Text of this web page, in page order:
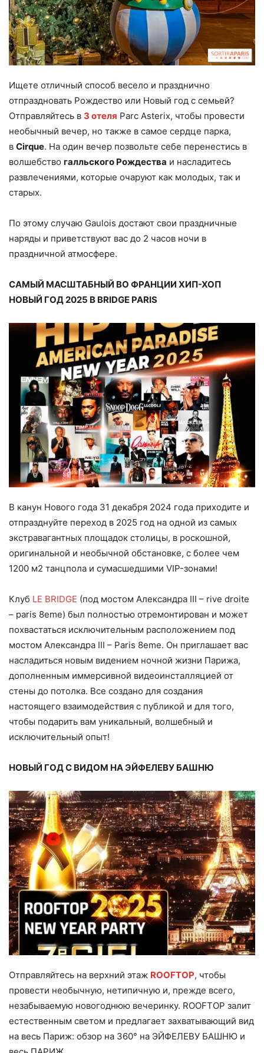
Ищете отличный способ весело и празднично
отпраздновать Рождество или Новый год с семьей?
Отправляйтесь в 3 отеля Parc Asterix, чтобы провести
необычный вечер, но также в самое сердце парка,
в Cirque. На один вечер позвольте себе перенестись в
волшебство галльского Рождества и насладитесь
развлечениями, которые очаруют как молодых, так и
старых.
По этому случаю Gaulois достают свои праздничные
наряды и приветствуют вас до 2 часов ночи в
праздничной атмосфере.
САМЫЙ МАСШТАБНЫЙ ВО ФРАНЦИИ ХИП-ХОП
НОВЫЙ ГОД 2025 В BRIDGE PARIS
В канун Нового года 31 декабря 2024 года приходите и
отпразднуйте переход в 2025 год на одной из самых
экстравагантных площадок столицы, в роскошной,
оригинальной и необычной обстановке, с более чем
1200 м2 танцпола и сумасшедшими VIP-зонами!
Клуб LE BRIDGE (под мостом Александра III – rive droite
– paris 8eme) был полностью отремонтирован и может
похвастаться исключительным расположением под
мостом Александра III – Paris 8eme. Он приглашает вас
насладиться новым видением ночной жизни Парижа,
дополненным иммерсивной видеоинсталляцией от
стены до потолка. Все создано для создания
настоящего взаимодействия с публикой и для того,
чтобы подарить вам уникальный, волшебный и
исключительный опыт!
НОВЫЙ ГОД С ВИДОМ НА ЭЙФЕЛЕВУ БАШНЮ
Отправляйтесь на верхний этаж ROOFTOP, чтобы
провести необычную, нетипичную и, прежде всего,
незабываемую новогоднюю вечеринку. ROOFTOP залит
естественным светом и предлагает захватывающий вид
на весь Париж: обзор на 360° на ЭЙФЕЛЕВУ БАШНЮ и